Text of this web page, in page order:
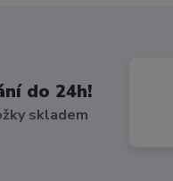
do 24h!
skladem